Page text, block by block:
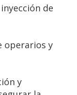
de
operarios y
y